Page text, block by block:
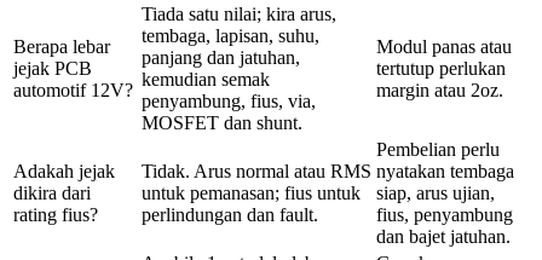
Berapa lebar
jejak PCB
automotif 12V?
Tiada satu nilai; kira arus,
tembaga, lapisan, suhu,
panjang dan jatuhan,
kemudian semak
penyambung, fius, via,
MOSFET dan shunt.
Modul panas atau
tertutup perlukan
margin atau 2oz.
Adakah jejak
dikira dari
rating fius?
Tidak. Arus normal atau RMS
untuk pemanasan; fius untuk
perlindungan dan fault.
Pembelian perlu
nyatakan tembaga
siap, arus ujian,
fius, penyambung
dan bajet jatuhan.